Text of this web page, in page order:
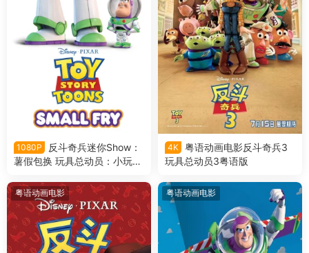
1080P
反斗奇兵迷你Show：
薯假包换 玩具总动员：小玩具
4K 粤语动画电影反斗奇兵3
玩具总动员3粤语版
粤语动画电影 粤语动画电影